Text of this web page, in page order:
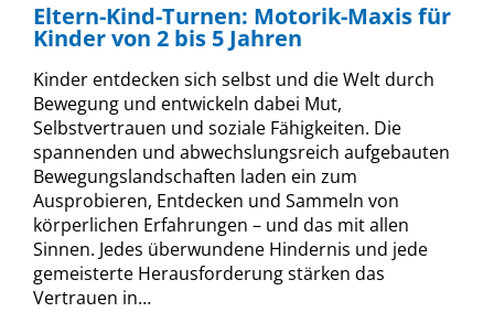
Eltern-Kind-Turnen: Motorik-Maxis für
Kinder von 2 bis 5 Jahren
Kinder entdecken sich selbst und die Welt durch
Bewegung und entwickeln dabei Mut,
Selbstvertrauen und soziale Fähigkeiten. Die
spannenden und abwechslungsreich aufgebauten
Bewegungslandschaften laden ein zum
Ausprobieren, Entdecken und Sammeln von
körperlichen Erfahrungen – und das mit allen
Sinnen. Jedes überwundene Hindernis und jede
gemeisterte Herausforderung stärken das
Vertrauen in…